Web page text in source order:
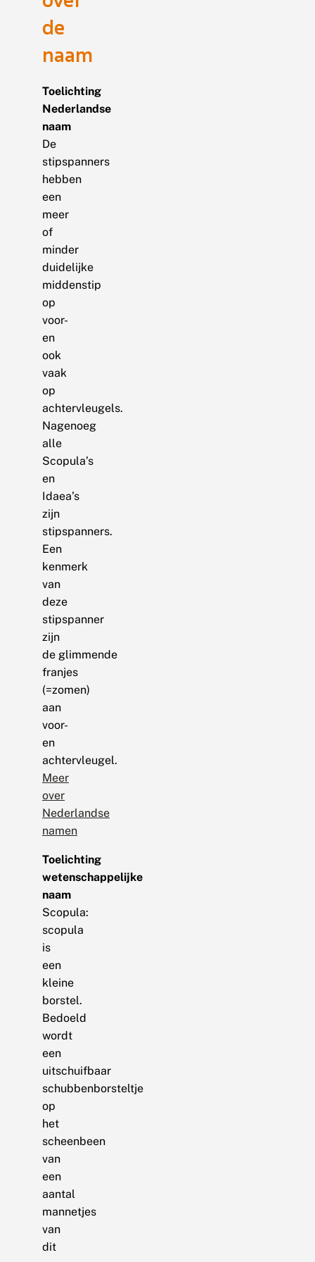
de
naam
Toelichting
Nederlandse
naam
De
stipspanners
hebben
een
meer
of
minder
duidelijke
middenstip
op
voor-
en
ook
vaak
op
achtervleugels.
Nagenoeg
alle
Scopula’s
en
Idaea’s
zijn
stipspanners.
Een
kenmerk
van
deze
stipspanner
zijn
de glimmende
franjes
(=zomen)
aan
voor-
en
achtervleugel.
Meer
over
Nederlandse
namen
Toelichting
wetenschappelijke
naam
Scopula:
scopula
is
een
kleine
borstel.
Bedoeld
wordt
een
uitschuifbaar
schubbenborsteltje
op
het
scheenbeen
van
een
aantal
mannetjes
van
dit